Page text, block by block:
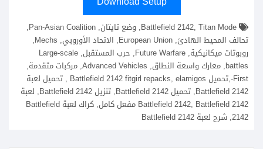
Battlefield 2142, Titan Mode, وضع تايتان, Pan-Asian Coalition,
تحالف المحيط الهادئ, European Union, الاتحاد الأوروبي, Mechs,
روبوتات ميكانيكية, Future Warfare, حرب المستقبل, Large-scale
battles, معارك واسعة النطاق, Advanced Vehicles, مركبات متقدمة,
First-,تحميل Battlefield 2142 fitgirl repacks, elamigos , تحميل لعبة
Battlefield 2142, تحميل Battlefield 2142, تنزيل Battlefield 2142, لعبة
Battlefield 2142, Battlefield 2142 مفعل كامل, كراك لعبة Battlefield
2142, شرح لعبة Battlefield 2142